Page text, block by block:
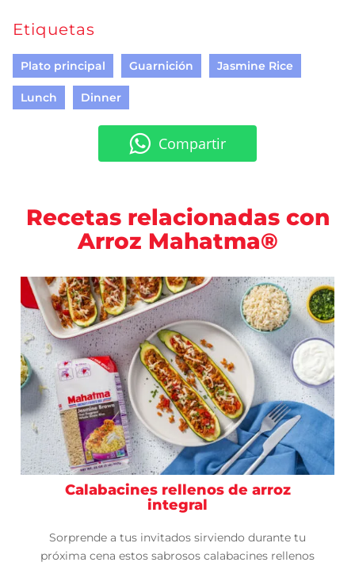
Etiquetas
Plato principal Guarnición Jasmine Rice
Lunch Dinner
Compartir
Recetas relacionadas con
Arroz Mahatma®
Calabacines rellenos de arroz
integral
Sorprende a tus invitados sirviendo durante tu
próxima cena estos sabrosos calabacines rellenos